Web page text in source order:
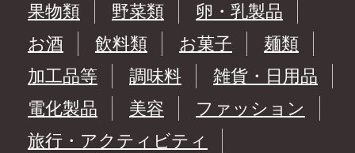
果物類
野菜類
卵・乳製品
お酒
飲料類 お菓子
麺類
加工品等
調味料
雑貨・日用品
電化製品
美容
ファッション
旅行・アクティビティ